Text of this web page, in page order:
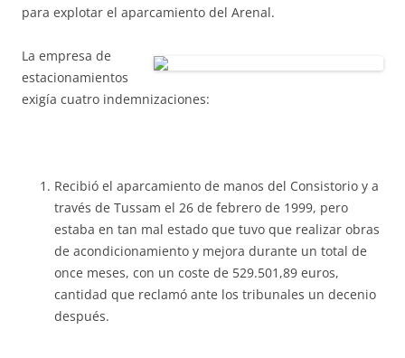
para explotar el aparcamiento del Arenal.
La empresa de
estacionamientos
exigía cuatro indemnizaciones:
Recibió el aparcamiento de manos del Consistorio y a
través de Tussam el 26 de febrero de 1999, pero
estaba en tan mal estado que tuvo que realizar obras
de acondicionamiento y mejora durante un total de
once meses, con un coste de 529.501,89 euros,
cantidad que reclamó ante los tribunales un decenio
después.